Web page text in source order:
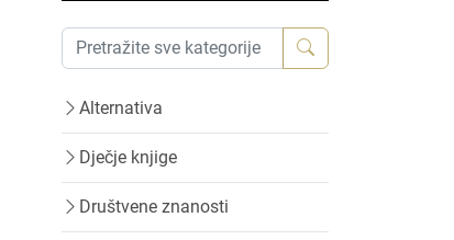
Alternativa
Dječje knjige
Društvene znanosti